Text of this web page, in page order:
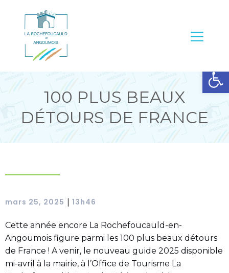
Ouvrir la barre d’outils
100 PLUS BEAUX
DÉTOURS DE FRANCE
mars 25, 2025 13h46
Cette année encore La Rochefoucauld-en-
Angoumois figure parmi les 100 plus beaux détours
de France ! A venir, le nouveau guide 2025 disponible
mi-avril à la mairie, à l’Office de Tourisme La